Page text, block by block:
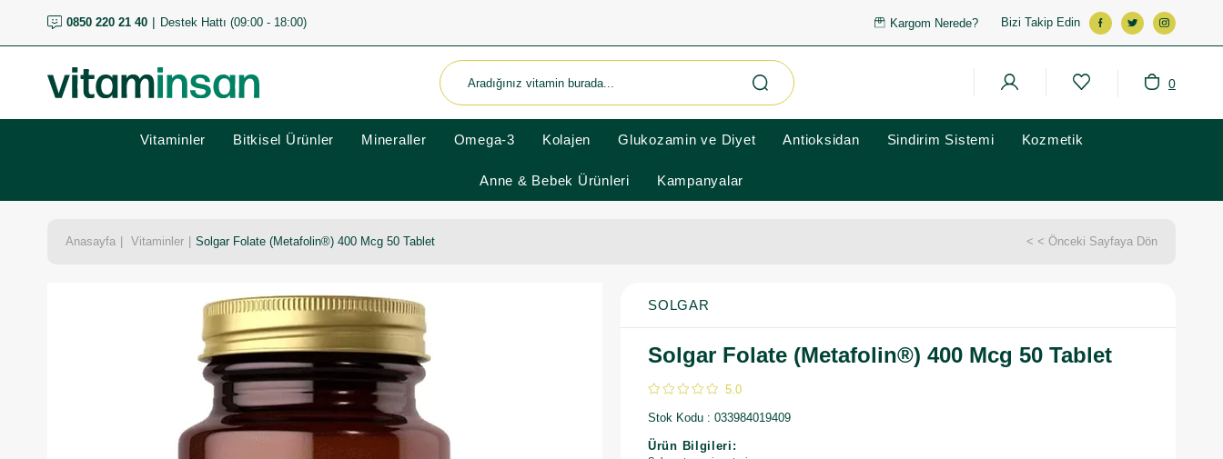
0850 220 21 40 Destek Hattı (09:00 - 18:00) Kargom Nerede? Bizi Takip Edin
0
Vitaminler Bitkisel Ürünler Mineraller Omega-3 Kolajen Glukozamin ve Diyet Antioksidan Sindirim Sistemi Kozmetik
Anne & Bebek Ürünleri Kampanyalar
Anasayfa Vitaminler Solgar Folate (Metafolin®) 400 Mcg 50 Tablet < < Önceki Sayfaya Dön
SOLGAR
Solgar Folate (Metafolin®) 400 Mcg 50 Tablet
5.0
Stok Kodu 033984019409
Ürün Bilgileri: